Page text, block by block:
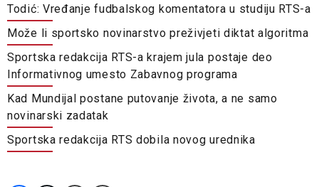
Todić: Vređanje fudbalskog komentatora u studiju RTS-a
Može li sportsko novinarstvo preživjeti diktat algoritma
Sportska redakcija RTS-a krajem jula postaje deo
Informativnog umesto Zabavnog programa
Kad Mundijal postane putovanje života, a ne samo
novinarski zadatak
Sportska redakcija RTS dobila novog urednika